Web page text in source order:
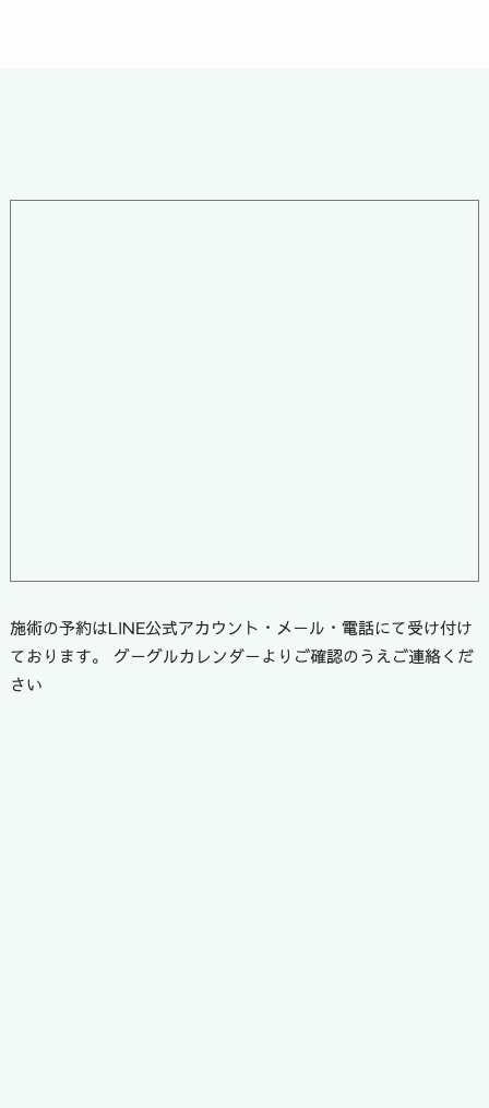
施術の予約はLINE公式アカウント・メール・電話にて受け付け
ております。 グーグルカレンダーよりご確認のうえご連絡くだ
さい